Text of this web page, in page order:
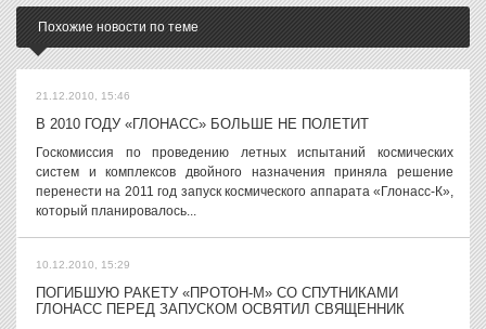
Похожие новости по теме
21.12.2010, 15:46
В 2010 ГОДУ «ГЛОНАСС» БОЛЬШЕ НЕ ПОЛЕТИТ
Госкомиссия по проведению летных испытаний космических
систем и комплексов двойного назначения приняла решение
перенести на 2011 год запуск космического аппарата «Глонасс-К»,
который планировалось...
10.12.2010, 15:29
ПОГИБШУЮ РАКЕТУ «ПРОТОН-М» СО СПУТНИКАМИ
ГЛОНАСС ПЕРЕД ЗАПУСКОМ ОСВЯТИЛ СВЯЩЕННИК